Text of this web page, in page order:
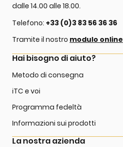
dalle 14.00 alle 18.00.
Telefono: +33 (0)3 83 56 36 36
Tramite il nostro modulo online
La nostra azienda
Hai bisogno di aiuto?
Metodo di consegna
iTC e voi
Programma fedeltà
Informazioni sui prodotti